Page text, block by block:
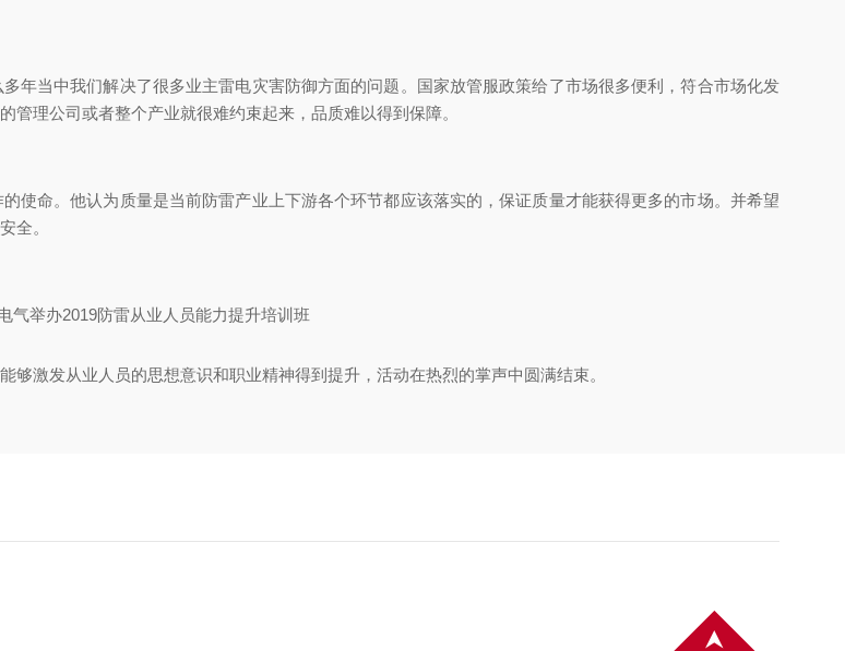
年当中我们解决了很多业主雷电灾害防御方面的问题。国家放管服政策给了市场很多便利，符合市场化发
理公司或者整个产业就很难约束起来，品质难以得到保障。
使命。他认为质量是当前防雷产业上下游各个环节都应该落实的，保证质量才能获得更多的市场。并希望
全。
激发从业人员的思想意识和职业精神得到提升，活动在热烈的掌声中圆满结束。